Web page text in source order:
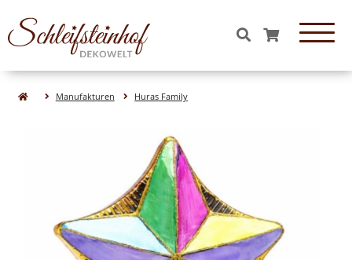
OBJEKTE & FIGUREN
Tiere aus Glas
Formen aus Glas
Figuren aus Glas
Natur& Wald aus Glas
Obst aus Glas
Gemüse aus Glas
Manufakturen Huras Family